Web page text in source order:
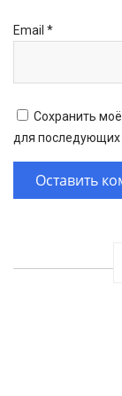
Email *
Сохранить
для последующих